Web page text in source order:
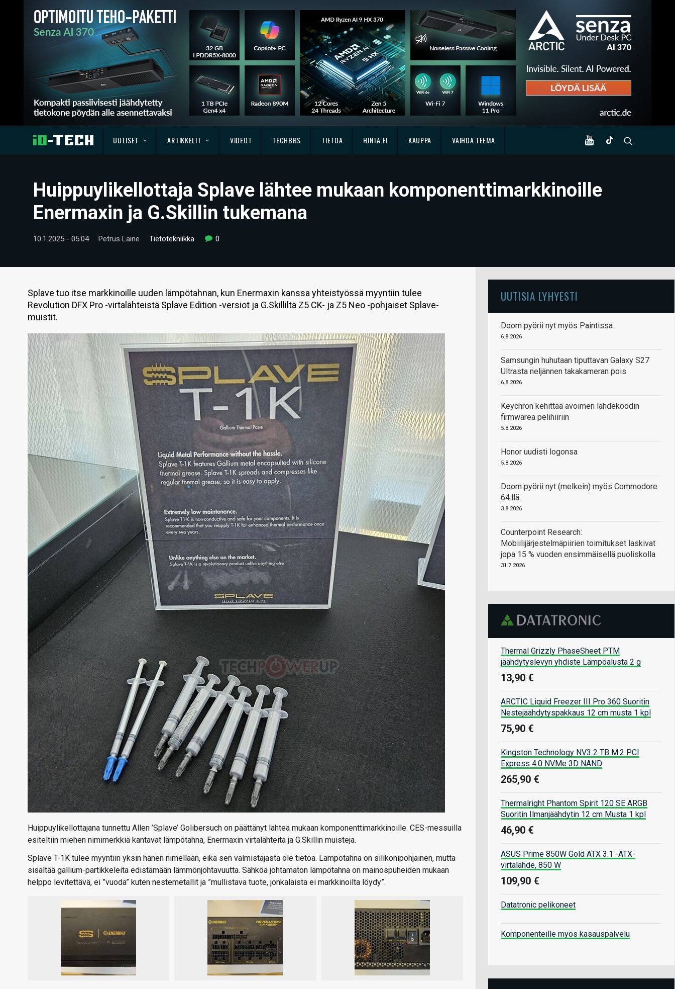
UUTISET ARTIKKELIT VIDEOT TECHBBS TIETOA HINTA.FI KAUPPA VAIHDA TEEMA
Huippuylikellottaja Splave lähtee mukaan komponenttimarkkinoille
Enermaxin ja G.Skillin tukemana
10.1.2025 - 05:04 Petrus Laine Tietotekniikka 0
Splave tuo itse markkinoille uuden lämpötahnan, kun Enermaxin kanssa yhteistyössä myyntiin tulee
Revolution DFX Pro -virtalähteistä Splave Edition -versiot ja G.Skilliltä Z5 CK- ja Z5 Neo -pohjaiset Splave-
muistit.
Huippuylikellottajana tunnettu Allen ’Splave’ Golibersuch on päättänyt lähteä mukaan komponenttimarkkinoille. CES-messuilla
esiteltiin miehen nimimerkkiä kantavat lämpötahna, Enermaxin virtalähteitä ja G.Skillin muisteja.
Splave T-1K tulee myyntiin yksin hänen nimellään, eikä sen valmistajasta ole tietoa. Lämpötahna on silikonipohjainen, mutta
sisältää gallium-partikkeleita edistämään lämmönjohtavuutta. Sähköä johtamaton lämpötahna on mainospuheiden mukaan
helppo levitettävä, ei ”vuoda” kuten nestemetallit ja ”mullistava tuote, jonkalaista ei markkinoilta löydy”.
UUTISIA LYHYESTI
Doom pyörii nyt myös Paintissa
6.8.2026
Samsungin huhutaan tiputtavan Galaxy S27
Ultrasta neljännen takakameran pois
6.8.2026
Keychron kehittää avoimen lähdekoodin
firmwarea pelihiiriin
5.8.2026
Honor uudisti logonsa
5.8.2026
Doom pyörii nyt (melkein) myös Commodore
64:llä
3.8.2026
Counterpoint Research:
Mobiilijärjestelmäpiirien toimitukset laskivat
jopa 15 % vuoden ensimmäisellä puoliskolla
31.7.2026
Thermal Grizzly PhaseSheet PTM
jäähdytyslevyn yhdiste Lämpöalusta 2 g
13,90 €
ARCTIC Liquid Freezer III Pro 360 Suoritin
Nestejäähdytyspakkaus 12 cm musta 1 kpl
75,90 €
Kingston Technology NV3 2 TB M.2 PCI
Express 4.0 NVMe 3D NAND
265,90 €
Thermalright Phantom Spirit 120 SE ARGB
Suoritin Ilmanjäähdytin 12 cm Musta 1 kpl
46,90 €
ASUS Prime 850W Gold ATX 3.1 -ATX-
virtalähde, 850 W
109,90 €
Datatronic pelikoneet
Komponenteille myös kasauspalvelu